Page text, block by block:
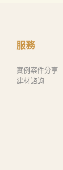
服務
實例案件分享
建材諮詢